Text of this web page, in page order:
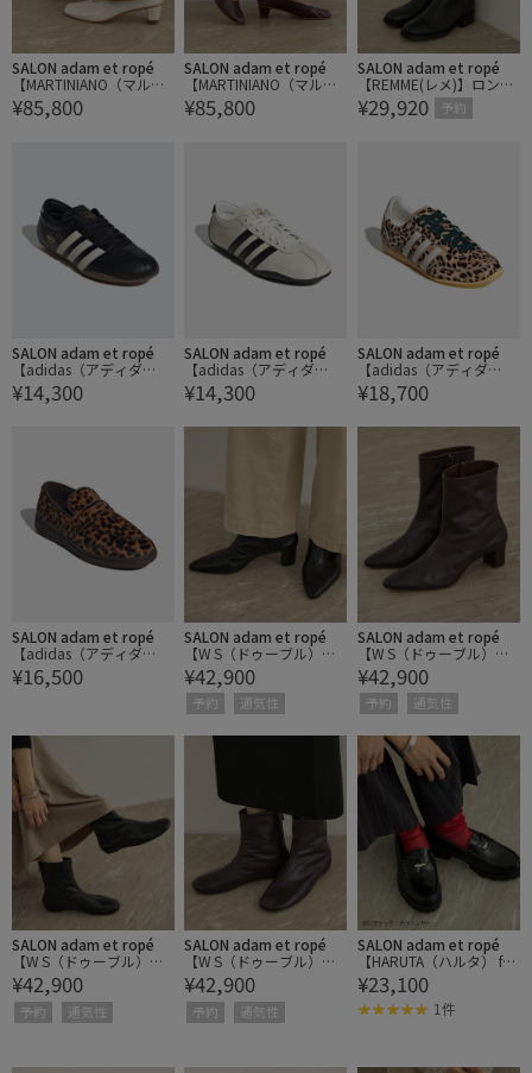
SALON adam et ropé
【MARTINIANO（マルテ
ィニアーノ）】high glov
e / ヒール
¥85,800
SALON adam et ropé
【MARTINIANO（マルテ
ィニアーノ）】high glov
e / ヒール
¥85,800
SALON adam et ropé
【REMME(レメ)】ロング
ブーツ
¥29,920 予約
SALON adam et ropé
【adidas（アディダ
ス）】TOKYO W / トーキ
¥14,300
SALON adam et ropé
【adidas（アディダ
ス）】TOKYO W / トーキ
¥14,300
SALON adam et ropé
【adidas（アディダ
ス）】JAPAN W / ジャパ
¥18,700
SALON adam et ropé
【adidas（アディダ
ス）】HANDBALL SPEZIA
L LOAFER / ハンドボール
¥16,500
SALON adam et ropé
【W S（ドゥーブル）】
ソフトレザーヒールショ
ートブーツ
¥42,900
予約 通気性
SALON adam et ropé
【W S（ドゥーブル）】
ソフトレザーヒールショ
ートブーツ
¥42,900
予約 通気性
SALON adam et ropé
【W S（ドゥーブル）】
ソフトレザーインヒール
ブーツ
¥42,900
予約 通気性
SALON adam et ropé
【W S（ドゥーブル）】
ソフトレザーインヒール
ブーツ
¥42,900
予約 通気性
SALON adam et ropé
【HARUTA（ハルタ） for
SALON】別注チャームロ
ーファー
¥23,100
1件